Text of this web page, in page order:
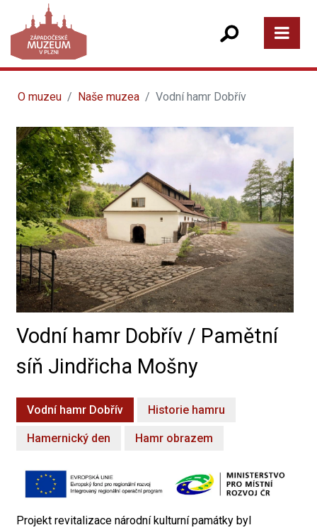
O muzeu Naše muzea Vodní hamr Dobřív
Vodní hamr Dobřív / Pamětní
síň Jindřicha Mošny
Vodní hamr Dobřív Historie hamru
Hamernický den Hamr obrazem
Projekt revitalizace národní kulturní památky byl